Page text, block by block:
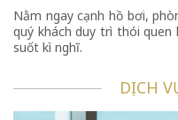
Nằm ngay cạnh hồ bơi,
quý khách duy trì thói
suốt kì nghĩ.
DỊCH